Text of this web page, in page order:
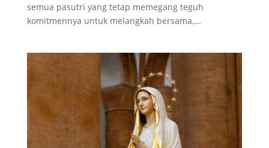
semua pasutri yang tetap memegang teguh
komitmennya untuk melangkah bersama,...